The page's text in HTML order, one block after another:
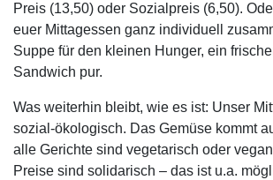
Preis (13,50) oder Sozialpreis (6,50).
euer Mittagessen ganz individuell
Suppe für den kleinen Hunger, ein
Sandwich pur.
Was weiterhin bleibt, wie es ist: Unser
sozial-ökologisch. Das Gemüse kommt
alle Gerichte sind vegetarisch oder
Preise sind solidarisch – das ist u.a.